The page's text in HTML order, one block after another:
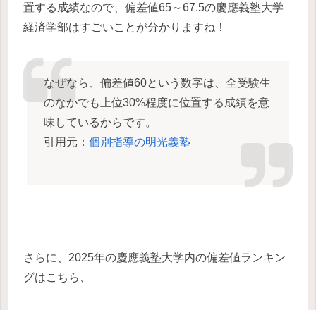
置する成績なので、偏差値65～67.5の慶應義塾大学
経済学部はすごいことが分かりますね！
なぜなら、偏差値60という数字は、全受験生
のなかでも上位30%程度に位置する成績を意
味しているからです。
引用元： 個別指導の明光義塾
さらに、2025年の慶應義塾大学内の偏差値ランキン
グはこちら、